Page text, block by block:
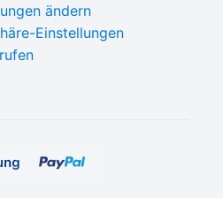
ändern
Einstellungen